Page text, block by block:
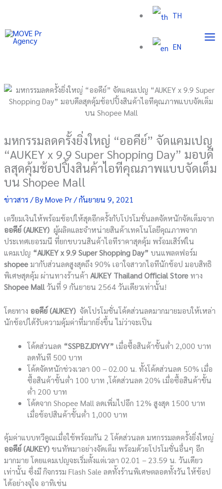
content
TH
EN
มหกรรมลดครั้งยิ่งใหญ่ “ออคีย์” จัดแคมเปญ
“AUKEY x 9.9 Super Shopping Day” มอบดี
ลสุดคุ้มช้อปปิ้งสินค้าไอทีคุณภาพแบบจัดเต็ม
บน Shopee Mall
ข่าวสาร/ ByMove Pr/กันยายน 9, 2021
เตรียมเงินให้พร้อมช้อปให้สุดอีกครั้งกับโปรโมชั่นลดจัดหนักจัดเต็มจาก
ออคีย์(AUKEY) ผู้ผลิตและจำหน่ายสินค้าเทคโนโลยีคุณภาพจาก
ประเทศเยอรมนี ที่ยกขบวนสินค้าไอทีราคาสุดคุ้ม พร้อมเสิร์ฟใน
แคมเปญ “AUKEY x 9.9 Super Shopping Day” บนแพลตฟอร์ม
shopeeมากับส่วนลดสูงสุดถึง 90% เอาใจสาวกไอทีนักช้อป มอบสิทธิ
พิเศษสุดคุ้ม ผ่านทางร้านค้าAUKEY Thailand Official Storeทาง
Shopee Mallวันที่ 9 กันยายน 2564 วันเดียวเท่านั้น!
โดยทาง ออคีย์(AUKEY) จัดโปรโมชั่นโค้ดส่วนลดมากมายมอบให้เหล่า
นักช้อปได้รับความคุ้มค่าที่มากยิ่งขึ้น ไม่ว่าจะเป็น
โค้ดส่วนลด “SSPBZJDYVY” เมื่อซื้อสินค้าขั้นต่ำ 2,000 บาท
ลดทันที 500 บาท
โค้ดจัดหนักช่วงเวลา 00 – 02.00 น. ทั้งโค้ดส่วนลด 50% เมื่อ
ซื้อสินค้าขั้นต่ำ 100 บาท ,โค้ดส่วนลด 20% เมื่อซื้อสินค้าขั้น
ต่ำ 200 บาท
โค้ดจาก Shopee Mall ลดเพิ่มไปอีก 12% สูงสุด 1500 บาท
เมื่อช้อปสินค้าขั้นต่ำ 1,000 บาท
คุ้มค่าแบบทวีคูณเมื่อใช้พร้อมกัน 2 โค้ดส่วนลด มหกรรมลดครั้งยิ่งใหญ่
ออคีย์(AUKEY)ขนทัพมาอย่างจัดเต็ม พร้อมด้วยโปรโมชั่นอื่นๆ อีก
มากมาย โดยแคมเปญจะเริ่มตั้งแต่เวลา 02.01 – 23.59 น. วันเดียว
เท่านั้น ซึ่งมี กิจกรรม Flash Sale ลดทั้งร้านพิเศษตลอดทั้งวัน ให้ช้อป
ได้อย่างจุใจ อาทิเช่น